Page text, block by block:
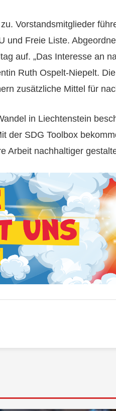
Vorstandsmitglieder
und Freie Liste.
auf. „Das Interesse an
Ruth Ospelt-Niepelt.
zusätzliche Mittel für
in Liechtenstein
der SDG Toolbox
Arbeit nachhaltiger